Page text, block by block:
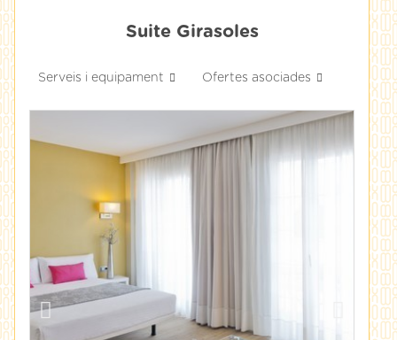
Suite Girasoles
Serveis i equipament Ofertes asociades